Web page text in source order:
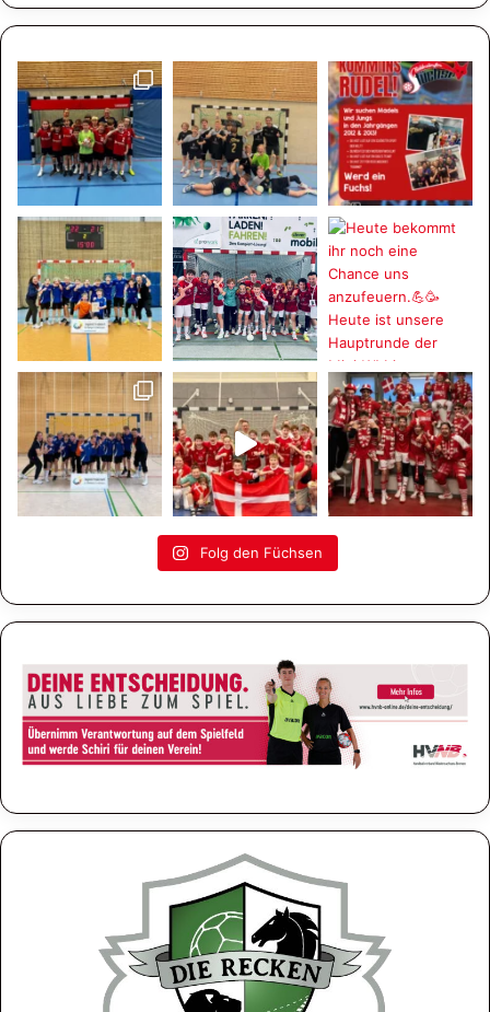
Folg den Füchsen